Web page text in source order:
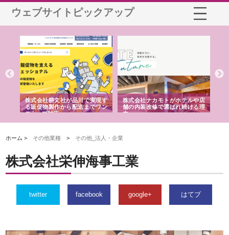
ウェブサイトピックアップ
株式会社耕文社が品川で実現す
る販促物製作から配送までワン
ストップ対応
株式会社ナカモトがホテルや店
舗の内装改修で選ばれ続ける理
由
ホーム > その他業種 > その他_法人・企業
株式会社栄伸海事工業
twitter facebook google+ はてブ